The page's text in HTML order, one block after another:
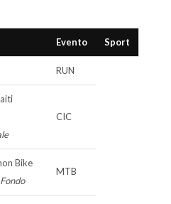
Evento Sport
RUN
CIC
Bike
MTB